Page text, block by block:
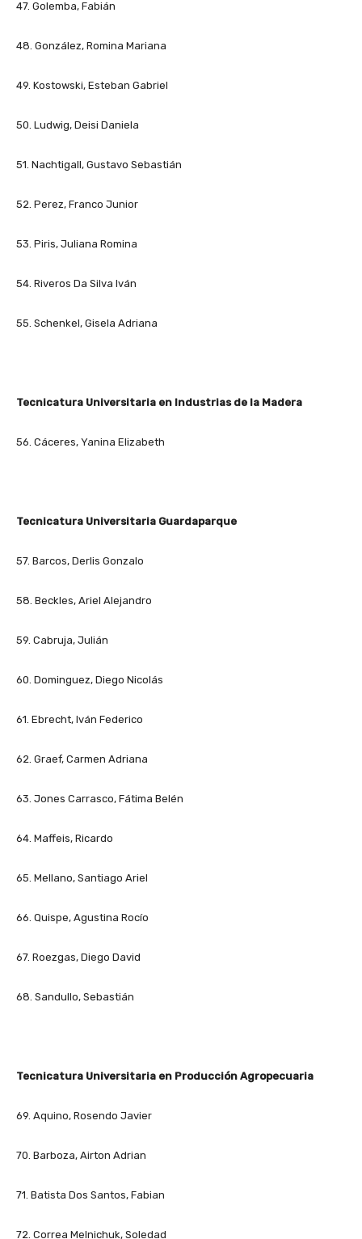
47. Golemba, Fabián
48. González, Romina Mariana
49. Kostowski, Esteban Gabriel
50. Ludwig, Deisi Daniela
51. Nachtigall, Gustavo Sebastián
52. Perez, Franco Junior
53. Piris, Juliana Romina
54. Riveros Da Silva Iván
55. Schenkel, Gisela Adriana
Tecnicatura Universitaria en Industrias de la Madera
56. Cáceres, Yanina Elizabeth
Tecnicatura Universitaria Guardaparque
57. Barcos, Derlis Gonzalo
58. Beckles, Ariel Alejandro
59. Cabruja, Julián
60. Dominguez, Diego Nicolás
61. Ebrecht, Iván Federico
62. Graef, Carmen Adriana
63. Jones Carrasco, Fátima Belén
64. Maffeis, Ricardo
65. Mellano, Santiago Ariel
66. Quispe, Agustina Rocío
67. Roezgas, Diego David
68. Sandullo, Sebastián
Tecnicatura Universitaria en Producción Agropecuaria
69. Aquino, Rosendo Javier
70. Barboza, Airton Adrian
71. Batista Dos Santos, Fabian
72. Correa Melnichuk, Soledad